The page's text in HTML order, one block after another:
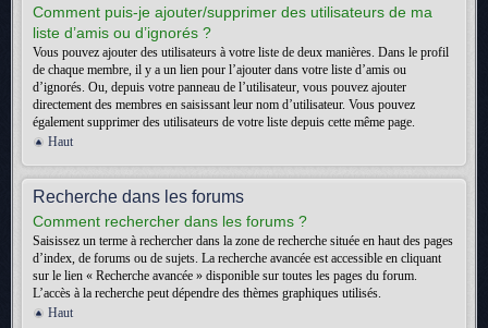
Comment puis-je ajouter/supprimer des utilisateurs de ma
liste d’amis ou d’ignorés ?
Vous pouvez ajouter des utilisateurs à votre liste de deux manières. Dans le profil
de chaque membre, il y a un lien pour l’ajouter dans votre liste d’amis ou
d’ignorés. Ou, depuis votre panneau de l’utilisateur, vous pouvez ajouter
directement des membres en saisissant leur nom d’utilisateur. Vous pouvez
également supprimer des utilisateurs de votre liste depuis cette même page.
Haut
Recherche dans les forums
Comment rechercher dans les forums ?
Saisissez un terme à rechercher dans la zone de recherche située en haut des pages
d’index, de forums ou de sujets. La recherche avancée est accessible en cliquant
sur le lien « Recherche avancée » disponible sur toutes les pages du forum.
L’accès à la recherche peut dépendre des thèmes graphiques utilisés.
Haut